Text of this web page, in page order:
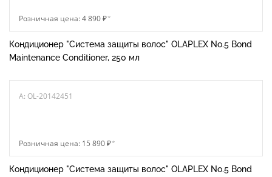
Розничная цена: 4 890 ₽*
Кондиционер "Система защиты волос" OLAPLEX No.5 Bond
Maintenance Conditioner, 250 мл
A: OL-20142451
Розничная цена: 15 890 ₽*
Кондиционер "Система защиты волос" OLAPLEX No.5 Bond